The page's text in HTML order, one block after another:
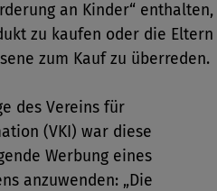
an Kinder“ enthalten,
zu kaufen oder die Eltern
zum Kauf zu überreden.
des Vereins für
(VKI) war diese
Werbung eines
anzuwenden: „Die